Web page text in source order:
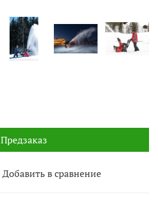
Добавить в сравнение
Предзаказ